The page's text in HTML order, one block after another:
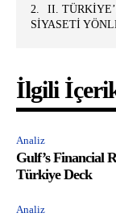
ІІ.
SİYASETİ
İlgili
Analiz
Gulf’s Financial
Türkiye Deck
Analiz